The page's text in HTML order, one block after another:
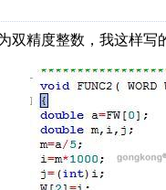
双精度整数，我这样写